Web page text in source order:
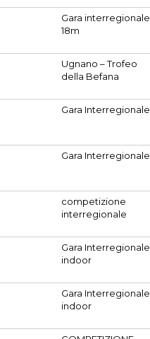
Gara interregionale
18m
Ugnano – Trofeo
della Befana
Gara Interregionale
Gara Interregionale
competizione
interregionale
Gara Interregionale
indoor
Gara Interregionale
indoor